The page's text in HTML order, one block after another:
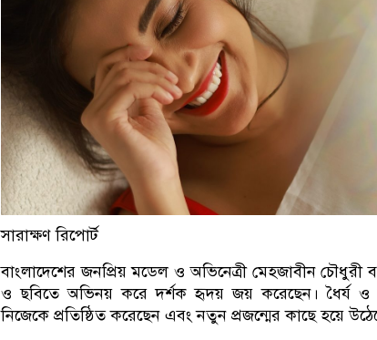
সারাক্ষণ রিপোর্ট
বাংলাদেশের জনপ্রিয় মডেল ও অভিনেত্রী মেহজাবীন চৌধুরী
ও ছবিতে অভিনয় করে দর্শক হৃদয় জয় করেছেন। ধৈর্য ও
নিজেকে প্রতিষ্ঠিত করেছেন এবং নতুন প্রজন্মের কাছে হয়ে